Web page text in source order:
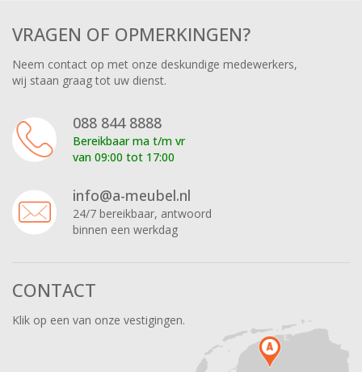
VRAGEN OF OPMERKINGEN?
Neem contact op met onze deskundige medewerkers,
wij staan graag tot uw dienst.
088 844 8888
Bereikbaar ma t/m vr
van 09:00 tot 17:00
info@a-meubel.nl
24/7 bereikbaar, antwoord
binnen een werkdag
CONTACT
Klik op een van onze vestigingen.